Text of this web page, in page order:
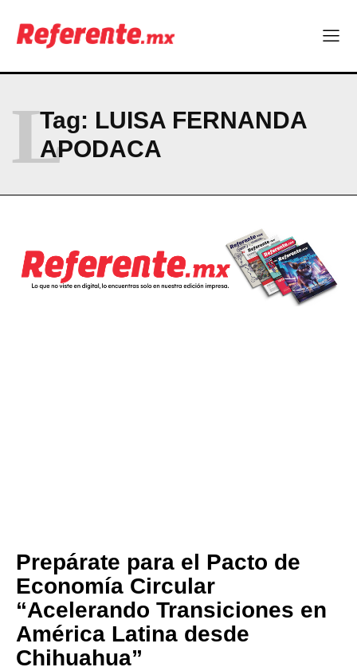
Los 40 ya no son la mitad de la vida: son el nuevo punto de
partida
Company
ABOUT
Tag: LUISA FERNANDA
APODACA
L
Prepárate para el Pacto de
Economía Circular
“Acelerando Transiciones en
América Latina desde
Chihuahua”